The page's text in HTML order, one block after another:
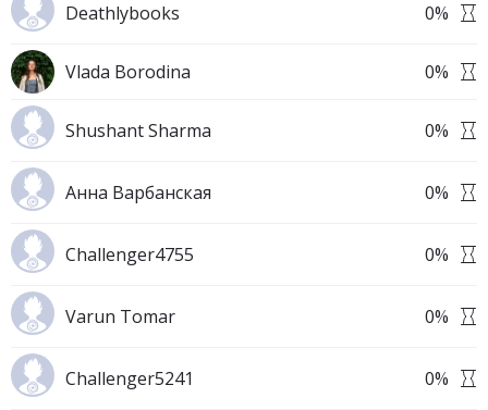
Deathlybooks 0%
Vlada Borodina 0%
Shushant Sharma 0%
Анна Варбанская 0%
Challenger4755 0%
Varun Tomar 0%
Challenger5241 0%